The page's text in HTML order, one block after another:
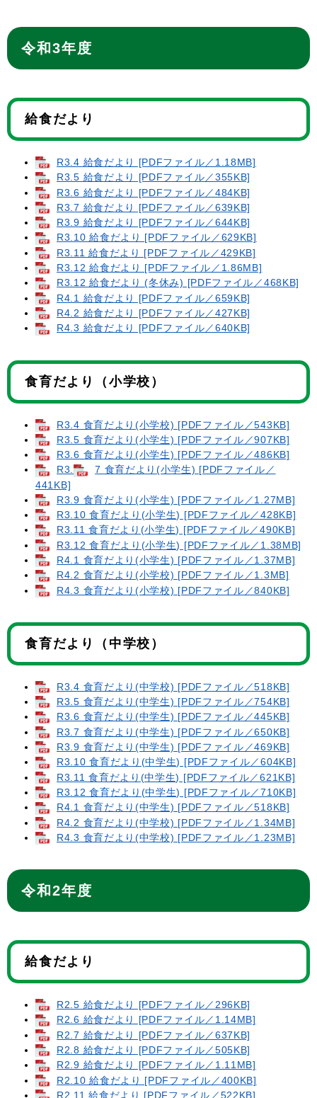
令和3年度
給食だより
R3.4 給食だより [PDFファイル／1.18MB]
R3.5 給食だより [PDFファイル／355KB]
R3.6 給食だより [PDFファイル／484KB]
R3.7 給食だより [PDFファイル／639KB]
R3.9 給食だより [PDFファイル／644KB]
R3.10 給食だより [PDFファイル／629KB]
R3.11 給食だより [PDFファイル／429KB]
R3.12 給食だより [PDFファイル／1.86MB]
R3.12 給食だより (冬休み) [PDFファイル／468KB]
R4.1 給食だより [PDFファイル／659KB]
R4.2 給食だより [PDFファイル／427KB]
R4.3 給食だより [PDFファイル／640KB]
食育だより（小学校）
R3.4 食育だより(小学校) [PDFファイル／543KB]
R3.5 食育だより(小学生) [PDFファイル／907KB]
R3.6 食育だより(小学生) [PDFファイル／486KB]
R3.
7 食育だより(小学生) [PDFファイル／
441KB]
R3.9 食育だより(小学生) [PDFファイル／1.27MB]
R3.10 食育だより(小学生) [PDFファイル／428KB]
R3.11 食育だより(小学生) [PDFファイル／490KB]
R3.12 食育だより(小学生) [PDFファイル／1.38MB]
R4.1 食育だより(小学生) [PDFファイル／1.37MB]
R4.2 食育だより(小学校) [PDFファイル／1.3MB]
R4.3 食育だより(小学校) [PDFファイル／840KB]
食育だより（中学校）
R3.4 食育だより(中学校) [PDFファイル／518KB]
R3.5 食育だより(中学生) [PDFファイル／754KB]
R3.6 食育だより(中学生) [PDFファイル／445KB]
R3.7 食育だより(中学生) [PDFファイル／650KB]
R3.9 食育だより(中学生) [PDFファイル／469KB]
R3.10 食育だより(中学生) [PDFファイル／604KB]
R3.11 食育だより(中学生) [PDFファイル／621KB]
R3.12 食育だより(中学生) [PDFファイル／710KB]
R4.1 食育だより(中学生) [PDFファイル／518KB]
R4.2 食育だより(中学校) [PDFファイル／1.34MB]
R4.3 食育だより(中学校) [PDFファイル／1.23MB]
令和2年度
給食だより
R2.5 給食だより [PDFファイル／296KB]
R2.6 給食だより [PDFファイル／1.14MB]
R2.7 給食だより [PDFファイル／637KB]
R2.8 給食だより [PDFファイル／505KB]
R2.9 給食だより [PDFファイル／1.11MB]
R2.10 給食だより [PDFファイル／400KB]
R2.11 給食だより [PDFファイル／522KB]